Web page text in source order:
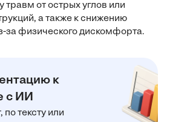
от острых углов или
а также к снижению
за физического дискомфорта.
к
с ИИ
по тексту или